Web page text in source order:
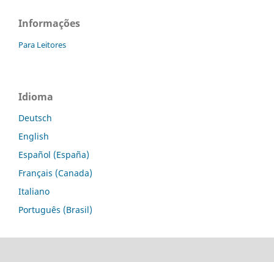
Informações
Para Leitores
Idioma
Deutsch
English
Español (España)
Français (Canada)
Italiano
Português (Brasil)